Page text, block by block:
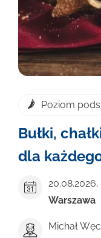
Poziom
Bułki,
dla
20.08.2026,
Warszawa
Michał